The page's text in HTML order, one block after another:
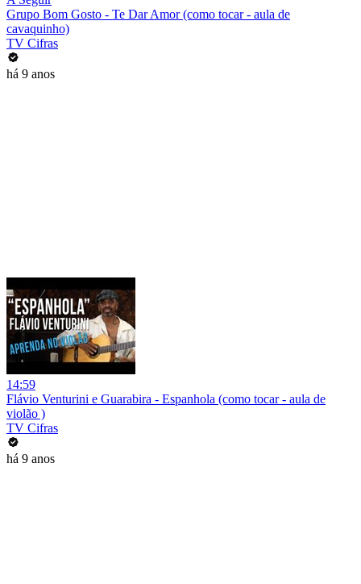
Grupo Bom Gosto - Te Dar Amor (como tocar - aula de
cavaquinho)
TV Cifras
há 9 anos
14:59
Flávio Venturini e Guarabira - Espanhola (como tocar - aula de
violão )
TV Cifras
há 9 anos